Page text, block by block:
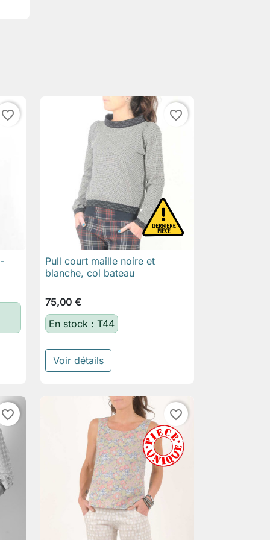
favorite_border favorite_border
 Aperçu rapide
Pull court maille noire et
blanche, col bateau
75,00 €
En stock : T44
Voir détails
favorite_border favorite_border